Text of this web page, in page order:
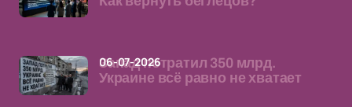
Запад потратил 350 млрд.
Украине всё равно не хватает
06-07-2026